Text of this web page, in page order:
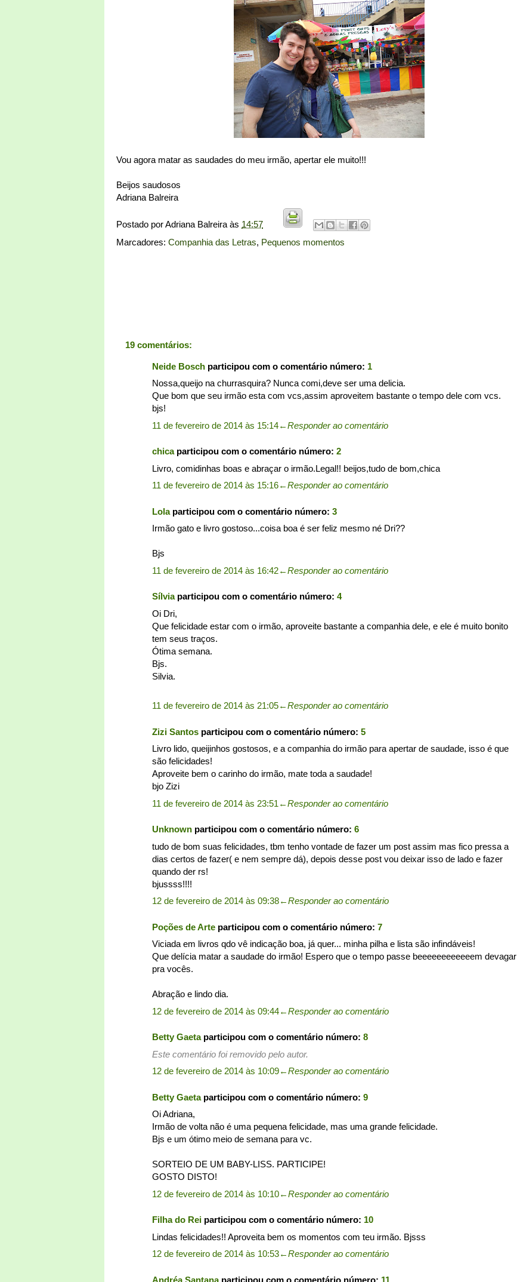
Vou agora matar as saudades do meu irmão, apertar ele muito!!!
Beijos saudosos
Adriana Balreira
Postado porAdriana Balreira às 14:57
Marcadores: Companhia das Letras, Pequenos momentos
19 comentários:
Neide Bosch participou com o comentário número: 1
Nossa,queijo na churrasquira? Nunca comi,deve ser uma delicia.
Que bom que seu irmão esta com vcs,assim aproveitem bastante o tempo dele com vcs.
bjs!
11 de fevereiro de 2014 às 15:14←Responder ao comentário
chicaparticipou com o comentário número: 2
Livro, comidinhas boas e abraçar o irmão.Legal!! beijos,tudo de bom,chica
11 de fevereiro de 2014 às 15:16←Responder ao comentário
Lolaparticipou com o comentário número: 3
Irmão gato e livro gostoso...coisa boa é ser feliz mesmo né Dri??
Bjs
11 de fevereiro de 2014 às 16:42←Responder ao comentário
Sílviaparticipou com o comentário número: 4
Oi Dri,
Que felicidade estar com o irmão, aproveite bastante a companhia dele, e ele é muito bonito
tem seus traços.
Ótima semana.
Bjs.
Silvia.
11 de fevereiro de 2014 às 21:05←Responder ao comentário
Zizi Santos participou com o comentário número: 5
Livro lido, queijinhos gostosos, e a companhia do irmão para apertar de saudade, isso é que
são felicidades!
Aproveite bem o carinho do irmão, mate toda a saudade!
bjo Zizi
11 de fevereiro de 2014 às 23:51 ←Responder ao comentário
Unknown participou com o comentário número: 6
tudo de bom suas felicidades, tbm tenho vontade de fazer um post assim mas fico pressa a
dias certos de fazer( e nem sempre dá), depois desse post vou deixar isso de lado e fazer
quando der rs!
bjussss!!!!
12 de fevereiro de 2014 às 09:38←Responder ao comentário
Poções de Arte participou com o comentário número: 7
Viciada em livros qdo vê indicação boa, já quer... minha pilha e lista são infindáveis!
Que delícia matar a saudade do irmão! Espero que o tempo passe beeeeeeeeeeeem devagar
pra vocês.
Abração e lindo dia.
12 de fevereiro de 2014 às 09:44←Responder ao comentário
Betty Gaetaparticipou com o comentário número: 8
Este comentário foi removido pelo autor.
12 de fevereiro de 2014 às 10:09←Responder ao comentário
Betty Gaetaparticipou com o comentário número: 9
Oi Adriana,
Irmão de volta não é uma pequena felicidade, mas uma grande felicidade.
Bjs e um ótimo meio de semana para vc.
SORTEIO DE UM BABY-LISS. PARTICIPE!
GOSTO DISTO!
12 de fevereiro de 2014 às 10:10←Responder ao comentário
Filha do Rei participou com o comentário número: 10
Lindas felicidades!! Aproveita bem os momentos com teu irmão. Bjsss
12 de fevereiro de 2014 às 10:53←Responder ao comentário
Andréa Santana participou com o comentário número: 11